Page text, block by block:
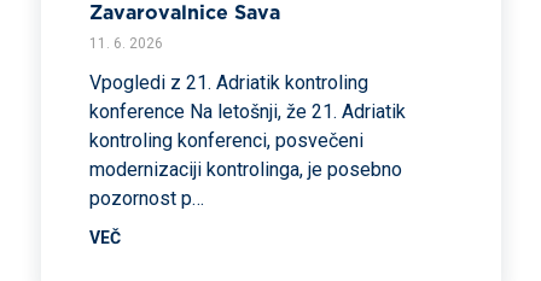
Zavarovalnice Sava
11. 6. 2026
Vpogledi z 21. Adriatik kontroling
konference Na letošnji, že 21. Adriatik
kontroling konferenci, posvečeni
modernizaciji kontrolinga, je posebno
pozornost p…
VEČ